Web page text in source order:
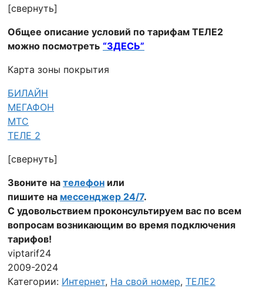
[свернуть]
Общее описание условий по тарифам ТЕЛЕ2
можно посмотреть “ЗДЕСЬ”
Карта зоны покрытия
БИЛАЙН
МЕГАФОН
МТС
ТЕЛЕ 2
[свернуть]
Звоните на телефон или
пишите на мессенджер 24/7.
С удовольствием проконсультируем вас по всем
вопросам возникающим во время подключения
тарифов!
viptarif24
2009-2024
Категории: Интернет, На свой номер, ТЕЛЕ2